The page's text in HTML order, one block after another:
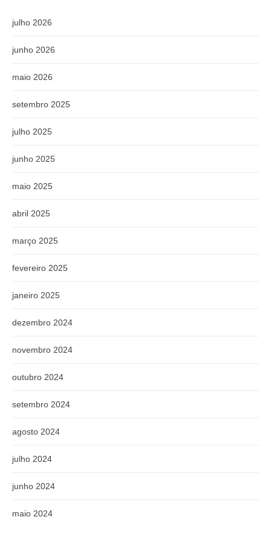
julho 2026
junho 2026
maio 2026
setembro 2025
julho 2025
junho 2025
maio 2025
abril 2025
março 2025
fevereiro 2025
janeiro 2025
dezembro 2024
novembro 2024
outubro 2024
setembro 2024
agosto 2024
julho 2024
junho 2024
maio 2024